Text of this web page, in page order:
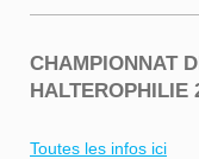
CHAMPIONNAT
HALTEROPHILIE
Toutes les infos ici